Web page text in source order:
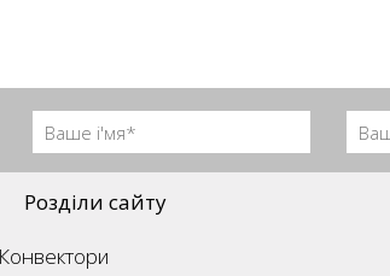
Розділи сайту
Конвектори